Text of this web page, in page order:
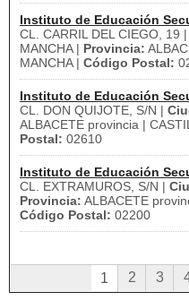
Instituto de Educación
CL. CARRIL DEL CIEGO, 19 |
MANCHA | Provincia:
MANCHA | Código Postal:
Instituto de Educación
CL. DON QUIJOTE, S/N |
ALBACETE provincia |
Postal: 02610
Instituto de Educación
CL. EXTRAMUROS, S/N |
Provincia: ALBACETE
Código Postal: 02200
1 2 3